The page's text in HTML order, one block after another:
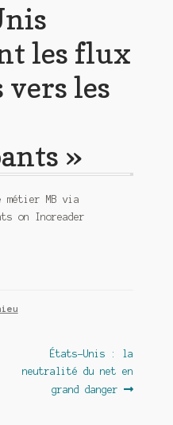
les flux
vers les
»
MB via
on Inoreader
Article
suivant :
États-Unis : la
neutralité du net en
grand danger